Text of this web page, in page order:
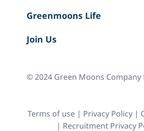
Greenmoons Life
Join Us
© 2024 Green Moons Company
Terms of use| Privacy Policy|
| Recruitment Privacy